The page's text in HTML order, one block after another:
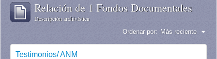
Relación de 1 Fondos Documentales
Descripción archivística
Ordenar por: Más reciente
Testimonios/ ANM